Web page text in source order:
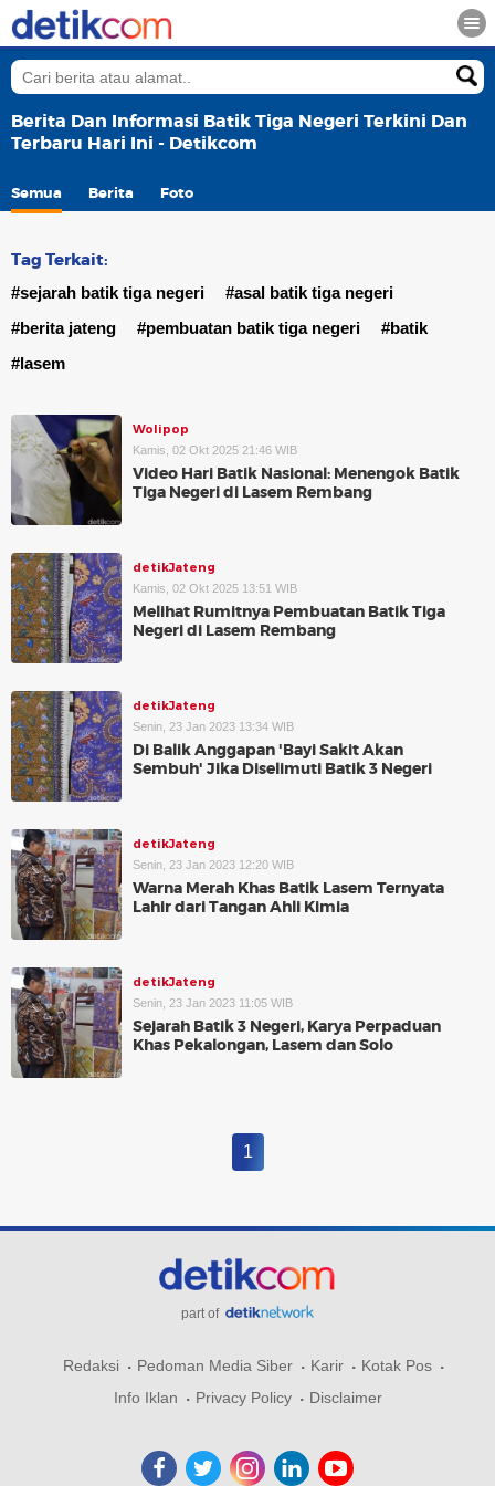
Berita Dan Informasi Batik Tiga Negeri Terkini Dan
Terbaru Hari Ini - Detikcom
Semua Berita Foto
Tag Terkait:
#sejarah batik tiga negeri
#asal batik tiga negeri
#berita jateng
#pembuatan batik tiga negeri
#batik
#lasem
Wolipop
Kamis, 02 Okt 2025 21:46 WIB
Video Hari Batik Nasional: Menengok Batik
Tiga Negeri di Lasem Rembang
detikJateng
Kamis, 02 Okt 2025 13:51 WIB
Melihat Rumitnya Pembuatan Batik Tiga
Negeri di Lasem Rembang
detikJateng
Senin, 23 Jan 2023 13:34 WIB
Di Balik Anggapan 'Bayi Sakit Akan
Sembuh' Jika Diselimuti Batik 3 Negeri
detikJateng
Senin, 23 Jan 2023 12:20 WIB
Warna Merah Khas Batik Lasem Ternyata
Lahir dari Tangan Ahli Kimia
detikJateng
Senin, 23 Jan 2023 11:05 WIB
Sejarah Batik 3 Negeri, Karya Perpaduan
Khas Pekalongan, Lasem dan Solo
1
part of
Redaksi Pedoman Media Siber Karir
Kotak Pos
Info Iklan
Privacy Policy Disclaimer